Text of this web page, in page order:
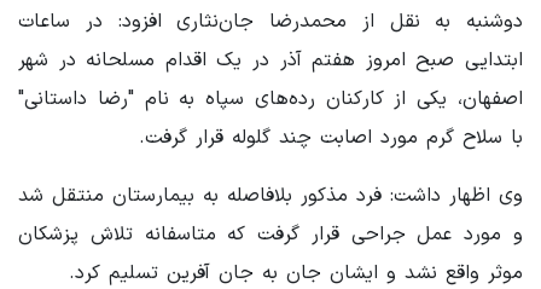
دوشنبه به نقل از محمدرضا جان‌نثاری افزود: در ساعات
ابتدایی صبح امروز هفتم آذر در یک اقدام مسلحانه در شهر
اصفهان، یکی از کارکنان رده‌های سپاه به نام "رضا داستانی"
با سلاح گرم مورد اصابت چند گلوله قرار گرفت.
وی اظهار داشت: فرد مذکور بلافاصله به بیمارستان منتقل شد
و مورد عمل جراحی قرار گرفت که متاسفانه تلاش پزشکان
موثر واقع نشد و ایشان جان به جان آفرین تسلیم کرد.